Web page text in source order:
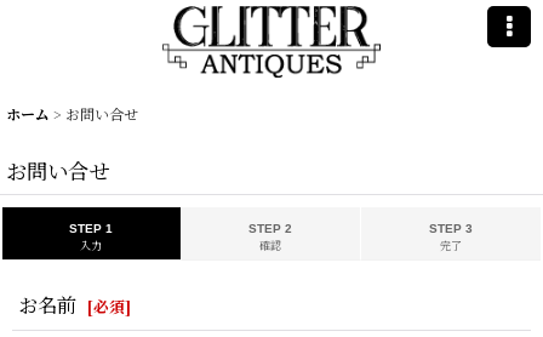
ホーム > お問い合せ
お問い合せ
STEP 1
入力
STEP 2
確認
STEP 3
完了
お名前 [必須]